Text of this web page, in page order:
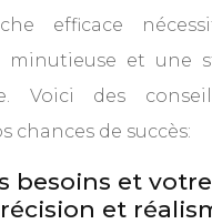
efficace
minutieuse et une
Voici des
chances de succès:
besoins et votre
et